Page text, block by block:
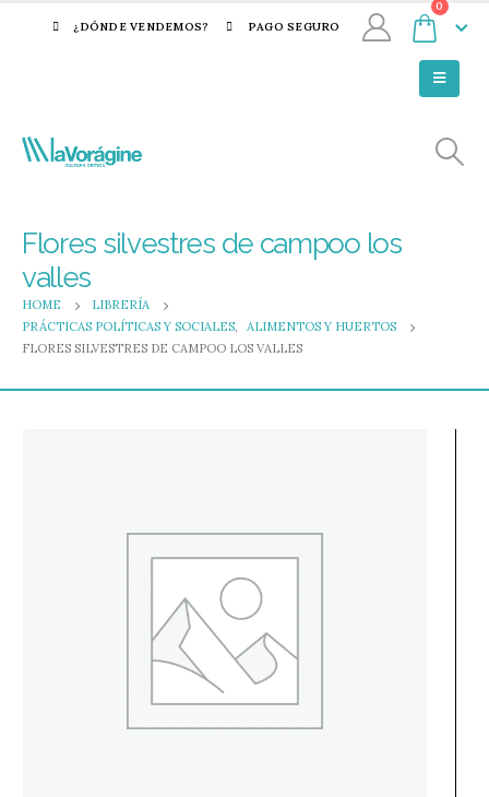
¿DÓNDE VENDEMOS? PAGO SEGURO
0
Flores silvestres de campoo los
valles
HOME
LIBRERÍA
PRÁCTICAS POLÍTICAS Y SOCIALES,
ALIMENTOS Y HUERTOS
FLORES SILVESTRES DE CAMPOO LOS VALLES